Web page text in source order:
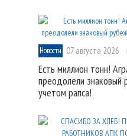
Новости 07 августа 2026
Есть миллион тонн!
преодолели знаковый
учетом рапса!